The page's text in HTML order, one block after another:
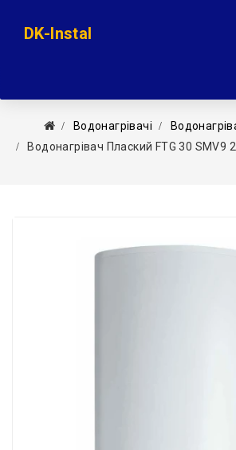
DK-Instal
Водонагрівачі
Водонагрівач Плаский FTG 30